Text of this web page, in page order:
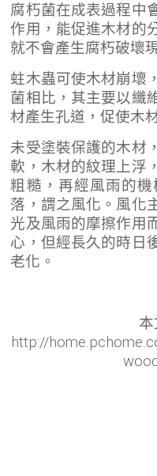
腐朽菌在成表過程中
作用，能促進木材的
就不會產生腐朽破壞
蛀木蟲可使木材崩壞
菌相比，其主要以纖
材產生孔道，促使木
未受塗裝保護的木材
軟，木材的紋理上浮
粗糙，再經風雨的
落，謂之風化。風化
光及風雨的摩擦作用
心，但經長久的時日
老化。
http://